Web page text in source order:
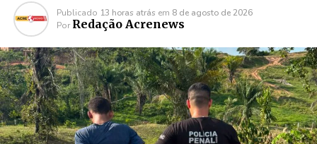
Publicado 13 horas atrás em 8 de agosto de 2026
Por Redação Acrenews